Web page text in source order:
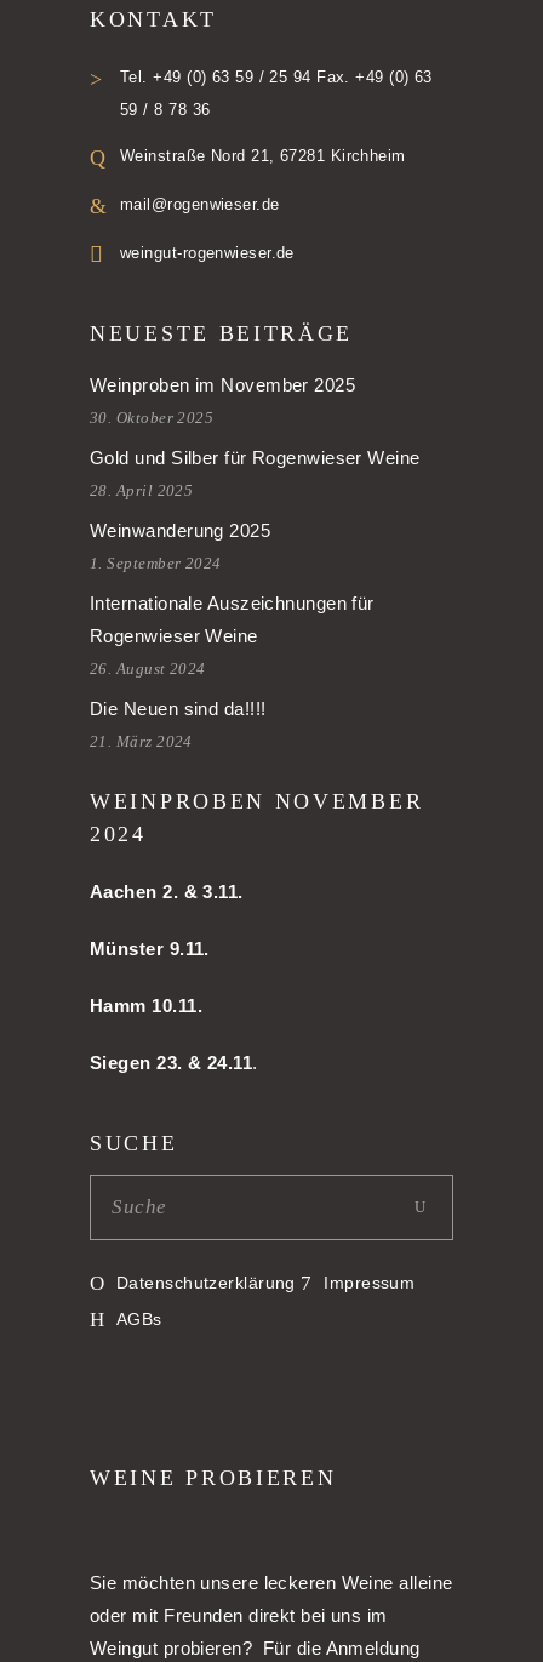
KONTAKT
Tel. +49 (0) 63 59 / 25 94 Fax. +49 (0) 63
59 / 8 78 36
Weinstraße Nord 21, 67281 Kirchheim
mail@rogenwieser.de
weingut-rogenwieser.de
NEUESTE BEITRÄGE
Weinproben im November 2025
30. Oktober 2025
Gold und Silber für Rogenwieser Weine
28. April 2025
Weinwanderung 2025
1. September 2024
Internationale Auszeichnungen für
Rogenwieser Weine
26. August 2024
Die Neuen sind da!!!!
21. März 2024
WEINPROBEN NOVEMBER
2024
Aachen 2. & 3.11.
Münster 9.11.
Hamm 10.11.
Siegen 23. & 24.11.
SUCHE
Datenschutzerklärung
Impressum
AGBs
WEINE PROBIEREN
Sie möchten unsere leckeren Weine alleine
oder mit Freunden direkt bei uns im
Weingut probieren? Für die Anmeldung